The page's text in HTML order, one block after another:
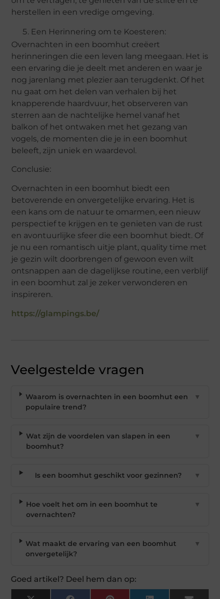
herstellen in een vredige omgeving.
Een Herinnering om te Koesteren:
Overnachten in een boomhut creëert
herinneringen die een leven lang meegaan. Het is
een ervaring die je deelt met anderen en waar je
nog jarenlang met plezier aan terugdenkt. Of het
nu gaat om het delen van verhalen bij het
knapperende haardvuur, het observeren van
sterren aan de nachtelijke hemel vanaf het
balkon of het ontwaken met het gezang van
vogels, de momenten die je in een boomhut
beleeft, zijn uniek en waardevol.
Conclusie:
Overnachten in een boomhut biedt een
betoverende en onvergetelijke ervaring. Het is
een kans om de natuur te omarmen, een nieuw
perspectief te krijgen en te genieten van de rust
en avontuurlijke sfeer die een boomhut biedt. Of
je nu een romantisch uitje plant, quality time met
je gezin wilt doorbrengen of gewoon even wilt
ontsnappen aan de dagelijkse routine, een verblijf
in een boomhut zal je zeker verwonderen en
inspireren.
https://glampings.be/
Veelgestelde vragen
Waarom is overnachten in een boomhut een
populaire trend?
▼
Wat zijn de voordelen van slapen in een
boomhut?
▼
Is een boomhut geschikt voor gezinnen? ▼
Hoe voelt het om in een boomhut te
overnachten?
▼
Wat maakt de ervaring van een boomhut
onvergetelijk?
▼
Goed artikel? Deel hem dan op: